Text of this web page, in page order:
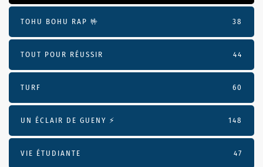
TOHU BOHU RAP 🤟 38
TOUT POUR RÉUSSIR 44
TURF 60
UN ÉCLAIR DE GUENY ⚡️ 148
VIE ÉTUDIANTE 47